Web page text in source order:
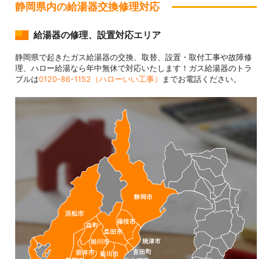
静岡県内の給湯器交換修理対応
給湯器の修理、設置対応エリア
静岡県で起きたガス給湯器の交換、取替、設置・取付工事や故障修
理、ハロー給湯なら年中無休で対応いたします！ガス給湯器のトラ
ブルは0120-86-1152（ハローいい工事） までお電話ください。